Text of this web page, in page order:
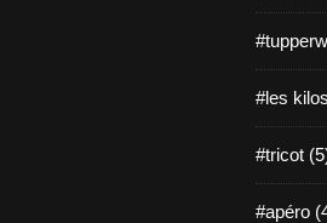
#les
#tricot
#apéro